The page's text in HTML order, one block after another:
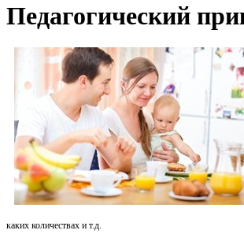
Педагогический
каких количествах и т.д.